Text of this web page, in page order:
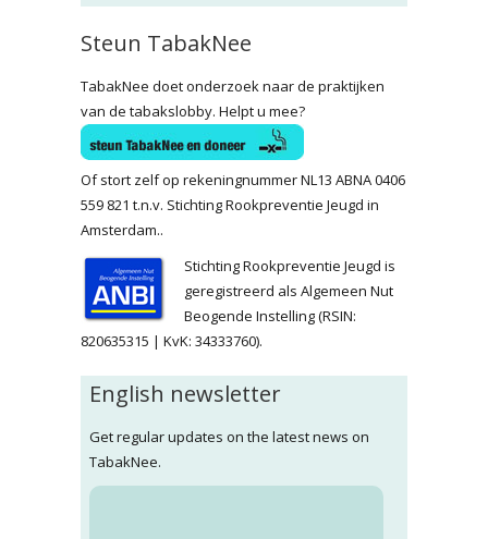
Steun TabakNee
TabakNee doet onderzoek naar de praktijken
van de tabakslobby. Helpt u mee?
Of stort zelf op rekeningnummer NL13 ABNA 0406
559 821 t.n.v. Stichting Rookpreventie Jeugd in
Amsterdam..
Stichting Rookpreventie Jeugd is
geregistreerd als Algemeen Nut
Beogende Instelling (RSIN:
820635315 | KvK: 34333760).
English newsletter
Get regular updates on the latest news on
TabakNee.